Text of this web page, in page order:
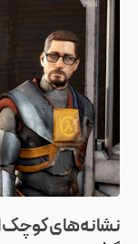
نشانه‌های کوچک